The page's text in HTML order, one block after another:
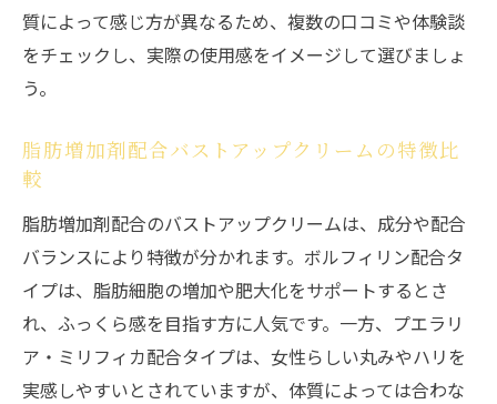
質によって感じ方が異なるため、複数の口コミや体験談
をチェックし、実際の使用感をイメージして選びましょ
う。
脂肪増加剤配合バストアップクリームの特徴比
較
脂肪増加剤配合のバストアップクリームは、成分や配合
バランスにより特徴が分かれます。ボルフィリン配合タ
イプは、脂肪細胞の増加や肥大化をサポートするとさ
れ、ふっくら感を目指す方に人気です。一方、プエラリ
ア・ミリフィカ配合タイプは、女性らしい丸みやハリを
実感しやすいとされていますが、体質によっては合わな